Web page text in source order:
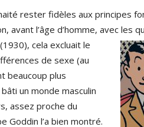
rester fidèles aux principes
avant l’âge d’homme, avec les
cela excluait le
de sexe (au
beaucoup plus
un monde masculin
assez proche du
Goddin l’a bien montré.